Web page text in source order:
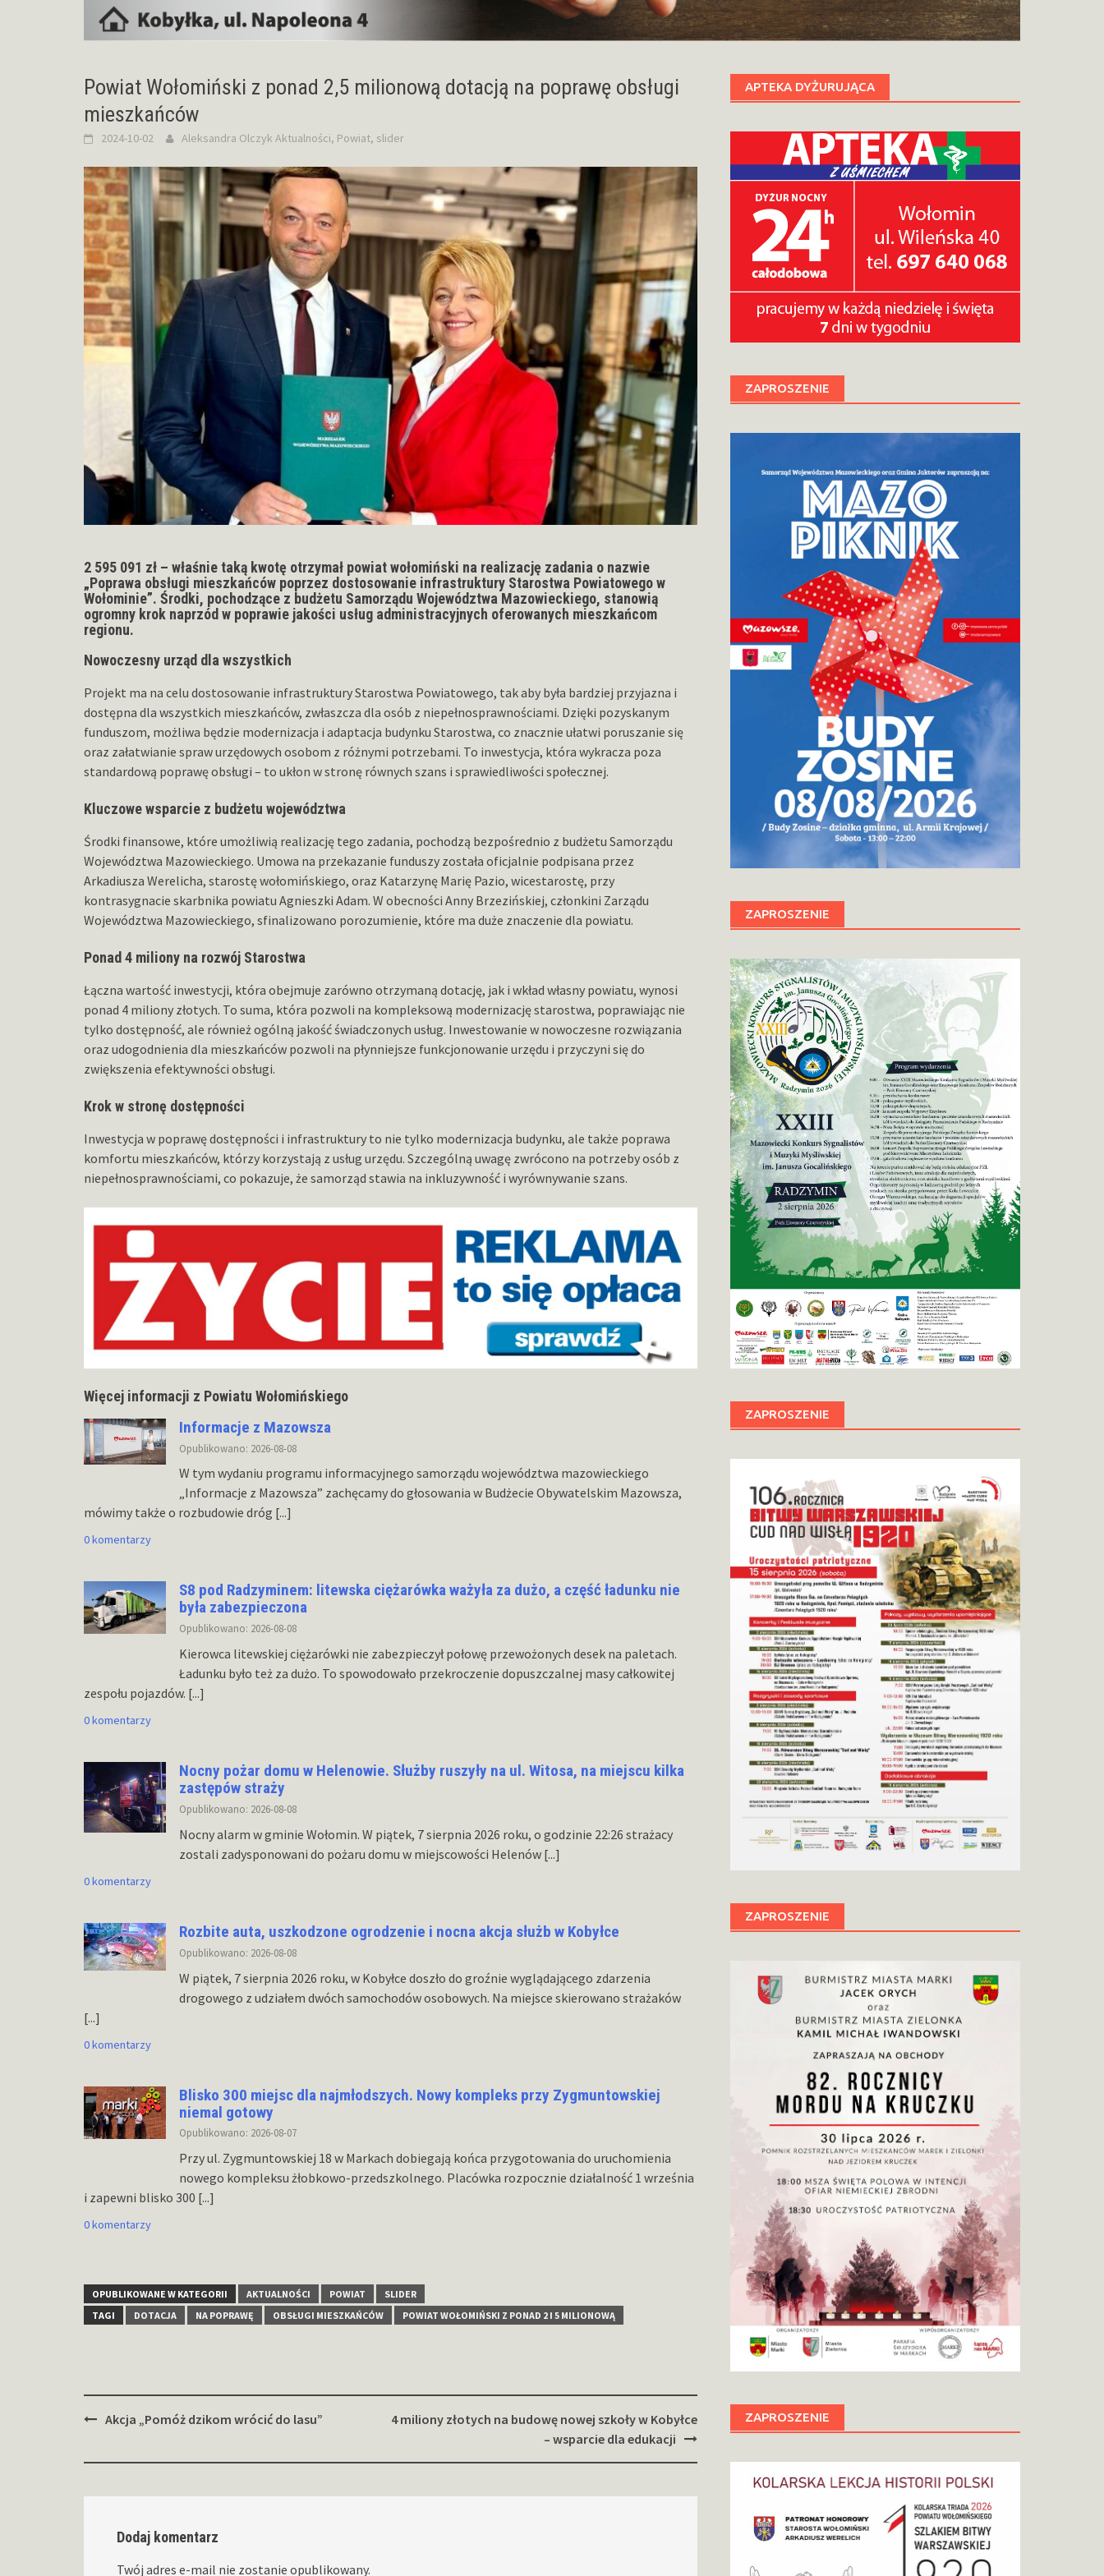
Powiat Wołomiński z ponad 2,5 milionową dotacją na poprawę obsługi
mieszkańców
2024-10-02 Aleksandra Olczyk Aktualności, Powiat, slider
2 595 091 zł – właśnie taką kwotę otrzymał powiat wołomiński na realizację zadania o nazwie
„Poprawa obsługi mieszkańców poprzez dostosowanie infrastruktury Starostwa Powiatowego w
Wołominie”. Środki, pochodzące z budżetu Samorządu Województwa Mazowieckiego, stanowią
ogromny krok naprzód w poprawie jakości usług administracyjnych oferowanych mieszkańcom
regionu.
Nowoczesny urząd dla wszystkich
Projekt ma na celu dostosowanie infrastruktury Starostwa Powiatowego, tak aby była bardziej przyjazna i
dostępna dla wszystkich mieszkańców, zwłaszcza dla osób z niepełnosprawnościami. Dzięki pozyskanym
funduszom, możliwa będzie modernizacja i adaptacja budynku Starostwa, co znacznie ułatwi poruszanie się
oraz załatwianie spraw urzędowych osobom z różnymi potrzebami. To inwestycja, która wykracza poza
standardową poprawę obsługi – to ukłon w stronę równych szans i sprawiedliwości społecznej.
Kluczowe wsparcie z budżetu województwa
Środki finansowe, które umożliwią realizację tego zadania, pochodzą bezpośrednio z budżetu Samorządu
Województwa Mazowieckiego. Umowa na przekazanie funduszy została oficjalnie podpisana przez
Arkadiusza Werelicha, starostę wołomińskiego, oraz Katarzynę Marię Pazio, wicestarostę, przy
kontrasygnacie skarbnika powiatu Agnieszki Adam. W obecności Anny Brzezińskiej, członkini Zarządu
Województwa Mazowieckiego, sfinalizowano porozumienie, które ma duże znaczenie dla powiatu.
Ponad 4 miliony na rozwój Starostwa
Łączna wartość inwestycji, która obejmuje zarówno otrzymaną dotację, jak i wkład własny powiatu, wynosi
ponad 4 miliony złotych. To suma, która pozwoli na kompleksową modernizację starostwa, poprawiając nie
tylko dostępność, ale również ogólną jakość świadczonych usług. Inwestowanie w nowoczesne rozwiązania
oraz udogodnienia dla mieszkańców pozwoli na płynniejsze funkcjonowanie urzędu i przyczyni się do
zwiększenia efektywności obsługi.
Krok w stronę dostępności
Inwestycja w poprawę dostępności i infrastruktury to nie tylko modernizacja budynku, ale także poprawa
komfortu mieszkańców, którzy korzystają z usług urzędu. Szczególną uwagę zwrócono na potrzeby osób z
niepełnosprawnościami, co pokazuje, że samorząd stawia na inkluzywność i wyrównywanie szans.
Więcej informacji z Powiatu Wołomińskiego
Informacje z Mazowsza
Opublikowano: 2026-08-08
W tym wydaniu programu informacyjnego samorządu województwa mazowieckiego
„Informacje z Mazowsza” zachęcamy do głosowania w Budżecie Obywatelskim Mazowsza,
mówimy także o rozbudowie dróg [...]
0 komentarzy
S8 pod Radzyminem: litewska ciężarówka ważyła za dużo, a część ładunku nie
była zabezpieczona
Opublikowano: 2026-08-08
Kierowca litewskiej ciężarówki nie zabezpieczył połowę przewożonych desek na paletach.
Ładunku było też za dużo. To spowodowało przekroczenie dopuszczalnej masy całkowitej
zespołu pojazdów. [...]
0 komentarzy
Nocny pożar domu w Helenowie. Służby ruszyły na ul. Witosa, na miejscu kilka
zastępów straży
Opublikowano: 2026-08-08
Nocny alarm w gminie Wołomin. W piątek, 7 sierpnia 2026 roku, o godzinie 22:26 strażacy
zostali zadysponowani do pożaru domu w miejscowości Helenów [...]
0 komentarzy
Rozbite auta, uszkodzone ogrodzenie i nocna akcja służb w Kobyłce
Opublikowano: 2026-08-08
W piątek, 7 sierpnia 2026 roku, w Kobyłce doszło do groźnie wyglądającego zdarzenia
drogowego z udziałem dwóch samochodów osobowych. Na miejsce skierowano strażaków
[...]
0 komentarzy
Blisko 300 miejsc dla najmłodszych. Nowy kompleks przy Zygmuntowskiej
niemal gotowy
Opublikowano: 2026-08-07
Przy ul. Zygmuntowskiej 18 w Markach dobiegają końca przygotowania do uruchomienia
nowego kompleksu żłobkowo-przedszkolnego. Placówka rozpocznie działalność 1 września
i zapewni blisko 300 [...]
0 komentarzy
OPUBLIKOWANE W KATEGORII AKTUALNOŚCI POWIAT
SLIDER
TAGI
DOTACJA NA POPRAWĘ OBSŁUGI MIESZKAŃCÓW POWIAT WOŁOMIŃSKI Z PONAD 2 I 5 MILIONOWĄ
Zobacz
Akcja „Pomóż dzikom wrócić do lasu”
4 miliony złotych na budowę nowej szkoły w Kobyłce
– wsparcie dla edukacji
Dodaj komentarz
Twój adres e-mail nie zostanie opublikowany.
APTEKA DYŻURUJĄCA
ZAPROSZENIE
ZAPROSZENIE
ZAPROSZENIE
ZAPROSZENIE
ZAPROSZENIE